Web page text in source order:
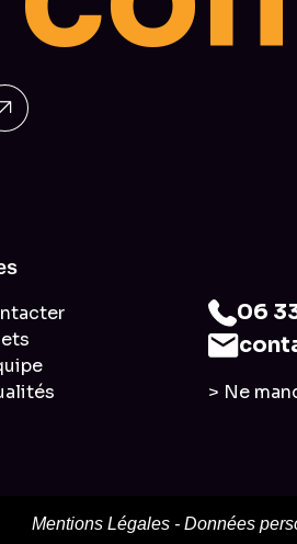
06
> Ne
Mentions Légales - Données